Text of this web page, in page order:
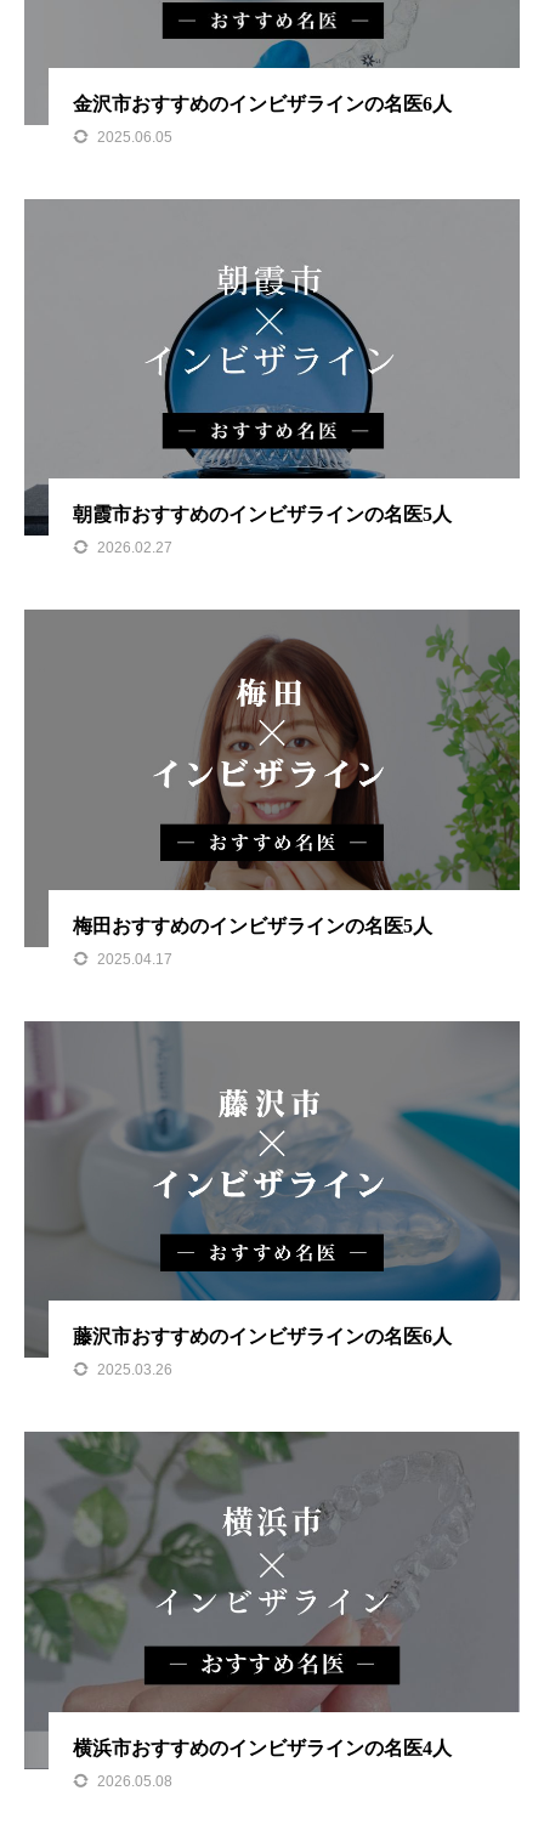
金沢市おすすめのインビザラインの名医6人
2025.06.05
朝霞市おすすめのインビザラインの名医5人
2026.02.27
梅田おすすめのインビザラインの名医5人
2025.04.17
藤沢市おすすめのインビザラインの名医6人
2025.03.26
横浜市おすすめのインビザラインの名医4人
2026.05.08